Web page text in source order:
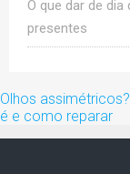
O que dar de
presentes
Navegação
de
Olhos
é e como reparar